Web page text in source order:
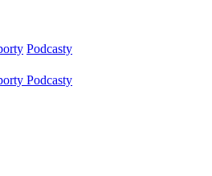
Podcasty
Podcasty